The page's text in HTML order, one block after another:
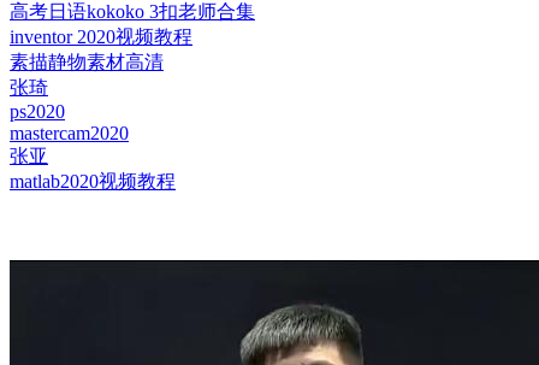
高考日语kokoko 3扣老师合集
inventor 2020视频教程
素描静物素材高清
张琦
ps2020
mastercam2020
张亚
matlab2020视频教程